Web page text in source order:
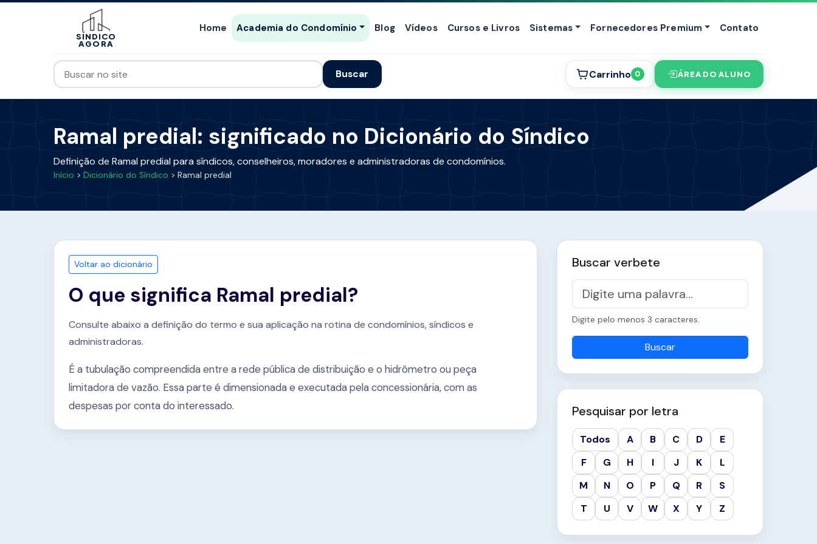
SÍNDICO
AGORA
Home Academia do Condomínio Blog Vídeos Cursos e Livros Sistemas Fornecedores Premium Contato
Buscar Carrinho 0 ÁREA DO ALUNO
Ramal predial: significado no Dicionário do Síndico
Definição de Ramal predial para síndicos, conselheiros, moradores e administradoras de condomínios.
Início > Dicionário do Síndico > Ramal predial
Voltar ao dicionário
O que significa Ramal predial?
Consulte abaixo a definição do termo e sua aplicação na rotina de condomínios, síndicos e
administradoras.
É a tubulação compreendida entre a rede pública de distribuição e o hidrômetro ou peça
limitadora de vazão. Essa parte é dimensionada e executada pela concessionária, com as
despesas por conta do interessado.
Buscar verbete
Digite pelo menos 3 caracteres.
Buscar
Pesquisar por letra
Todos A B C D
E
F
G H I J K
L
M
N O P Q R
S
T
U V W X Y Z